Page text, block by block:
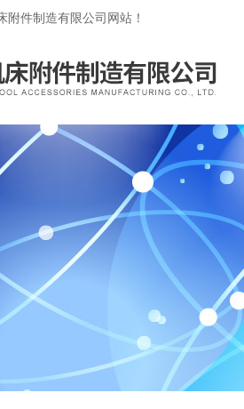
件制造有限公司网站！